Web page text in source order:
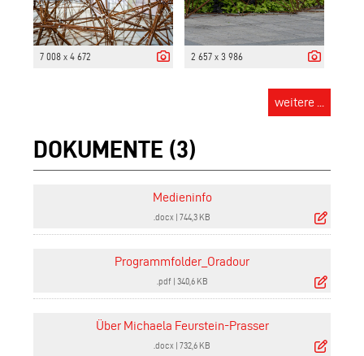
7 008 x 4 672 2 657 x 3 986
weitere ...
DOKUMENTE (3)
Medieninfo
.docx | 744,3 KB
Programmfolder_Oradour
.pdf| 340,6 KB
Über Michaela Feurstein-Prasser
.docx | 732,6 KB